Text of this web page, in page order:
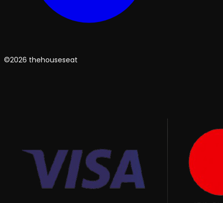
©2026 thehouseseat